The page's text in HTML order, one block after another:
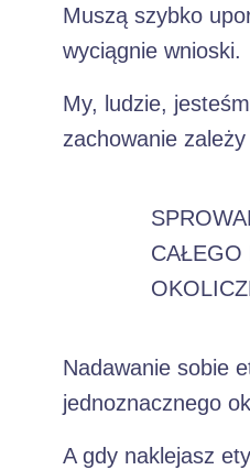
Muszą szybko
wyciągnie wnioski.
My, ludzie,
zachowanie
CAŁEGO
Nadawanie sobie
jednoznacznego
A gdy naklejasz